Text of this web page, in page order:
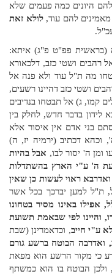
היונים כמה פעמים שלא
מאמינים להם עוד,לולא זאת
פפ"ט פ"ג) איתא:
ושטי כזב, דלכאורא
מה ת"ל עוד ולא פנה אל
ושטי כזב דהיינו רשעים,
קמו, ג) אל תבטחו בנדיבים
לידון בדבר חדש, לחלק בין
בני אדם אין איסור אלא
וכהא דכתיב (ירמיה יז, ה)
ומן ה' יסור לבו, אבל בהיות
ה' ע"י הארץ בהשתדלות
ראוי לעשות כן שאין
ת"ל למען יברכך בכל אשר
באינו מסיר בטחונו
והיינו לפי שבאמת תשועת
ע"י חייב, וכדאמרינן (שבת
ואדרבה הבוטח ברשע גורם
כי מקור הרשע הוא מפאת
ולכן הבוטח בו הוא כמשתף